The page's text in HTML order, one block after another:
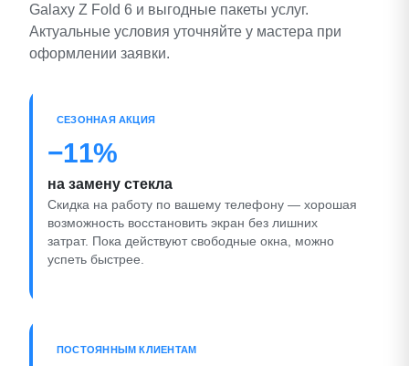
Galaxy Z Fold 6 и выгодные пакеты услуг.
Актуальные условия уточняйте у мастера при
оформлении заявки.
СЕЗОННАЯ АКЦИЯ
−11%
на замену стекла
Скидка на работу по вашему телефону — хорошая
возможность восстановить экран без лишних
затрат. Пока действуют свободные окна, можно
успеть быстрее.
ПОСТОЯННЫМ КЛИЕНТАМ